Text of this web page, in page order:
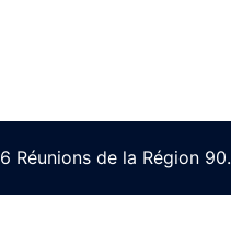
Réunions de la Région 90.